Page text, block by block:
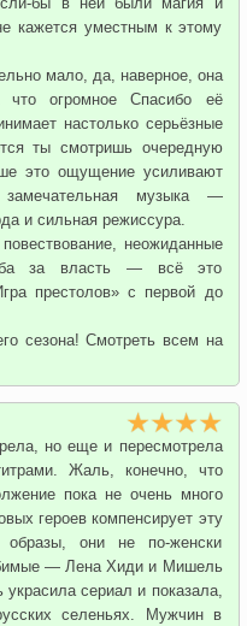
кажется уместным к этому
мало, да, наверное, она
огромное Спасибо её
настолько серьёзные
ты смотришь очередную
это ощущение усиливают
замечательная музыка —
и сильная режиссура.
неожиданные
за власть — всё это
престолов» с первой до
сезона! Смотреть всем на
но еще и пересмотрела
Жаль, конечно, что
пока не очень много
героев компенсирует эту
образы, они не по-женски
— Лена Хиди и Мишель
сериал и показала,
селеньях. Мужчин в